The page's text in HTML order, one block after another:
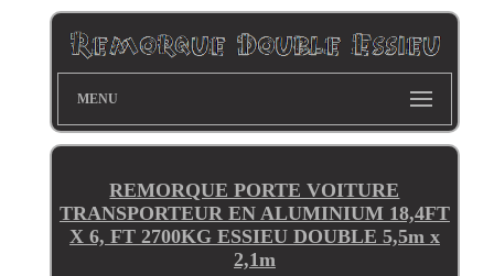
MENU
REMORQUE PORTE VOITURE
TRANSPORTEUR EN ALUMINIUM 18,4FT
X 6, FT 2700KG ESSIEU DOUBLE 5,5m x
2,1m